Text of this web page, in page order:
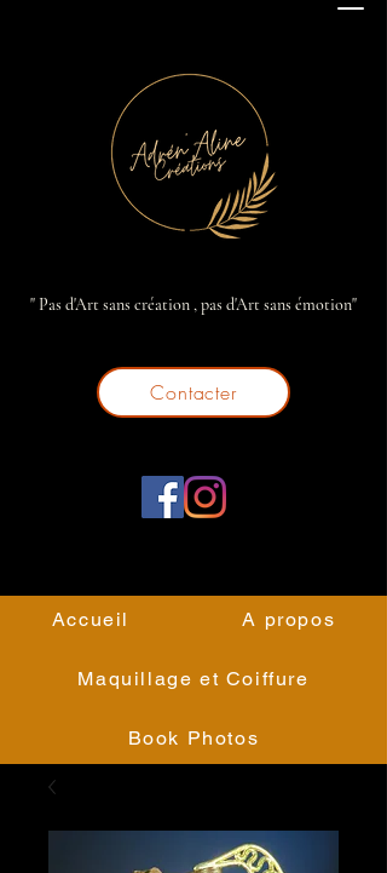
" Pas d'Art sans création , pas d'Art sans émotion"
Contacter
Accueil A propos
Maquillage et Coiffure
Book Photos